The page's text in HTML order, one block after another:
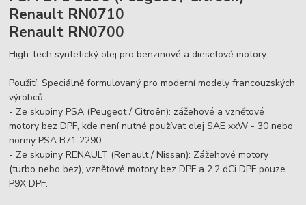
Renault RN0710
Renault RN0700
High-tech syntetický olej pro benzinové a dieselové motory.
Použití: Speciálně formulovaný pro moderní modely francouzských
výrobců:
- Ze skupiny PSA (Peugeot / Citroën): zážehové a vznětové
motory bez DPF, kde není nutné používat olej SAE xxW - 30 nebo
normy PSA B71 2290.
- Ze skupiny RENAULT (Renault / Nissan): Zážehové motory
(turbo nebo bez), vznětové motory bez DPF a 2.2 dCi DPF pouze
P9X DPF.